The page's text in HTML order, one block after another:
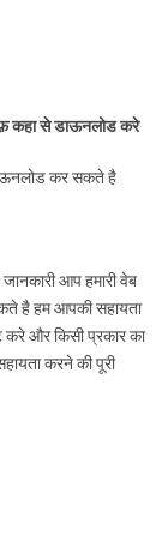
कहा से डाऊनलोड करे
कर सकते है
आप हमारी वेब
है हम आपकी सहायता
करे और किसी प्रकार का
करने की पूरी